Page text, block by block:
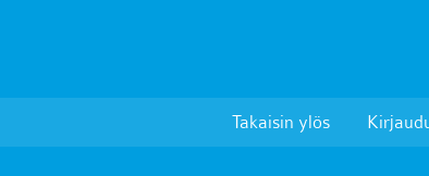
Takaisin ylös